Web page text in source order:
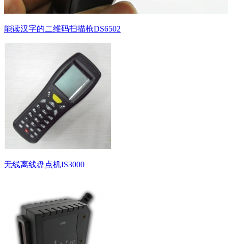
能读汉字的二维码扫描枪DS6502
无线离线盘点机IS3000